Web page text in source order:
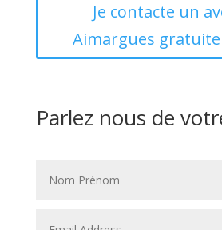
Je contacte un
Aimargues
Parlez nous de